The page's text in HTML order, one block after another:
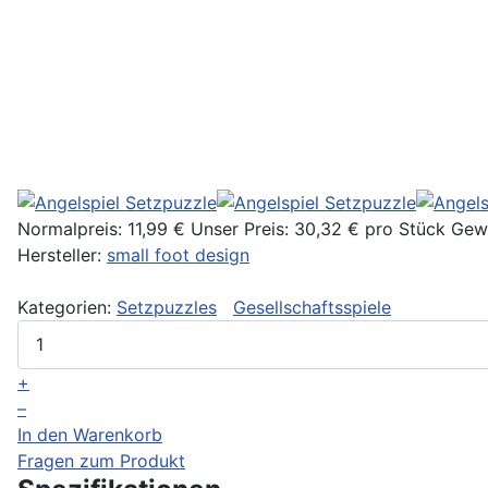
Normalpreis: 11,99 € Unser Preis: 30,32 € pro Stück
Hersteller: small foot design
Kategorien: Setzpuzzles Gesellschaftsspiele
+
–
In den Warenkorb
Fragen zum Produkt